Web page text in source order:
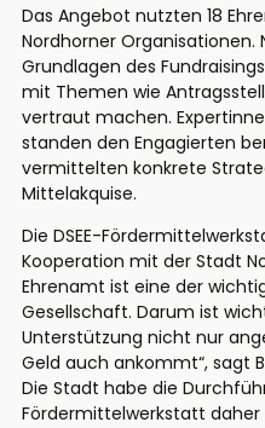
Das Angebot nutzten 18
Nordhorner Organisationen.
Grundlagen des
mit Themen wie
vertraut machen.
standen den Engagierten
vermittelten konkrete
Mittelakquise.
Die DSEE-
Kooperation mit der Stadt
Ehrenamt ist eine der
Gesellschaft. Darum ist
Unterstützung nicht nur
Geld auch ankommt“, sagt
Die Stadt habe die
Fördermittelwerkstatt